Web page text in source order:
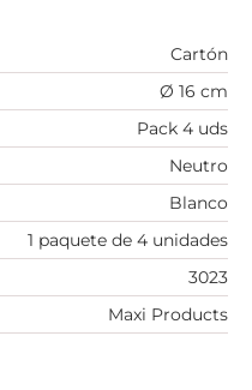
Cartón
Ø 16 cm
Pack 4 uds
Neutro
Blanco
1 paquete de 4 unidades
3023
Maxi Products